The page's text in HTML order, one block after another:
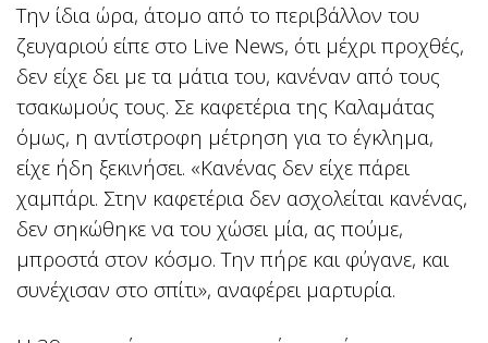
Την ίδια ώρα, άτομο από το περιβάλλον του
ζευγαριού είπε στο Live News, ότι μέχρι προχθές,
δεν είχε δει με τα μάτια του, κανέναν από τους
τσακωμούς τους. Σε καφετέρια της Καλαμάτας
όμως, η αντίστροφη μέτρηση για το έγκλημα,
είχε ήδη ξεκινήσει. «Κανένας δεν είχε πάρει
χαμπάρι. Στην καφετέρια δεν ασχολείται κανένας,
δεν σηκώθηκε να του χώσει μία, ας πούμε,
μπροστά στον κόσμο. Την πήρε και φύγανε, και
συνέχισαν στο σπίτι», αναφέρει μαρτυρία.